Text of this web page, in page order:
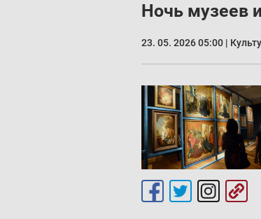
Ночь музеев
23. 05. 2026 05:00 |